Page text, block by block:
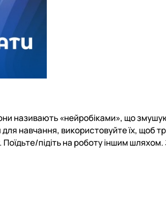
називають «нейробіками», що
навчання, використовуйте їх, щоб
підіть на роботу іншим шляхом.